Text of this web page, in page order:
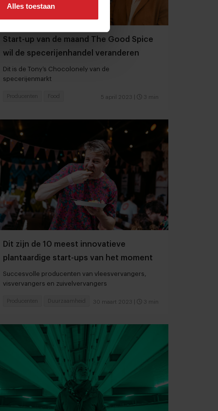
Alles toestaan
Start-up van de maand The Good Spice
wil de specerijenhandel veranderen
Dit is de Tony’s Chocolonely van de
specerijenmarkt
5 april 2023 3 min
Producenten Food
Dit zijn de 10 meest innovatieve
plantaardige start-ups van het moment
Succesvolle producenten van vleesvervangers,
visvervangers en zuivelvervangers
30 maart 2023 3 min
Producenten Duurzaamheid